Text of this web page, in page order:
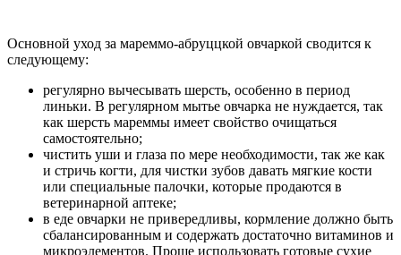
Основной уход за мареммо-абруццкой овчаркой сводится к
следующему:
регулярно вычесывать шерсть, особенно в период
линьки. В регулярном мытье овчарка не нуждается, так
как шерсть мареммы имеет свойство очищаться
самостоятельно;
чистить уши и глаза по мере необходимости, так же как
и стричь когти, для чистки зубов давать мягкие кости
или специальные палочки, которые продаются в
ветеринарной аптеке;
в еде овчарки не привередливы, кормление должно быть
сбалансированным и содержать достаточно витаминов и
микроэлементов. Проще использовать готовые сухие